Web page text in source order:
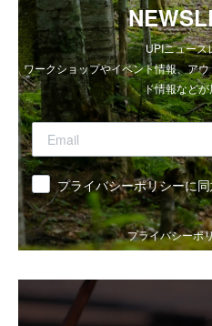
UPIニュース
ワークショップやイベント情報、ア
ド情報など
同意 プライバシーポリシーに
プライバシーポ